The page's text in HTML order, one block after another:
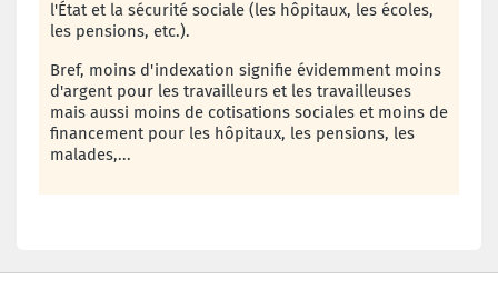
l'État et la sécurité sociale (les hôpitaux, les écoles,
les pensions, etc.).
Bref, moins d'indexation signifie évidemment moins
d'argent pour les travailleurs et les travailleuses
mais aussi moins de cotisations sociales et moins de
financement pour les hôpitaux, les pensions, les
malades,...